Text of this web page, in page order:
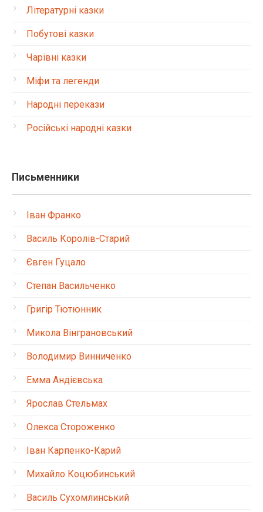
Літературні казки
Побутові казки
Чарівні казки
Міфи та легенди
Народні перекази
Російські народні казки
Письменники
Іван Франко
Василь Королів-Старий
Євген Гуцало
Степан Васильченко
Григір Тютюнник
Микола Вінграновський
Володимир Винниченко
Емма Андієвська
Ярослав Стельмах
Олекса Стороженко
Іван Карпенко-Карий
Михайло Коцюбинський
Василь Сухомлинський